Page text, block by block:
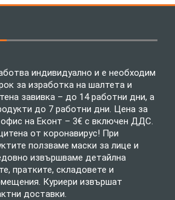
индивидуално и е необходим
за изработка на шалтета и
завивка – до 14 работни дни, а
до 7 работни дни. Цена за
на Еконт – 3€ с включен ДДС.
от коронавирус! При
ползваме маски за лице и
извършваме детайлна
пратките, складовете и
Куриери извършат
доставки.